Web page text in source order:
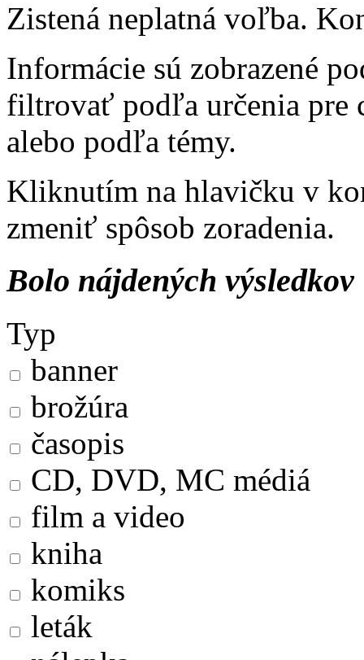
Zistená neplatná voľba.
Informácie sú zobrazené
filtrovať podľa určenia pre
alebo podľa témy.
Kliknutím na hlavičku v
zmeniť spôsob zoradenia.
Bolo nájdených výsledkov
Typ
banner
brožúra
časopis
CD, DVD, MC médiá
film a video
kniha
komiks
leták